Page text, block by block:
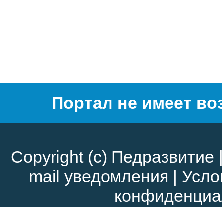
Портал не имеет
Copyright (c) Педразвитие
mail уведомления |